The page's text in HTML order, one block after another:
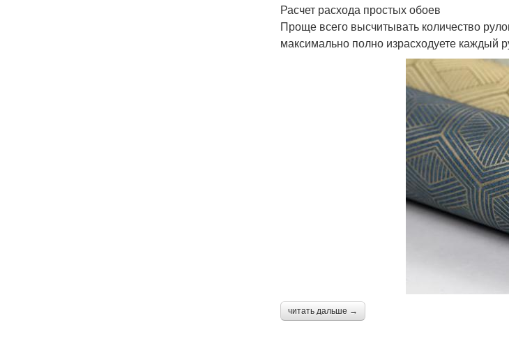
Расчет расхода простых обоев
Проще всего высчитывать количество
максимально полно израсходуете каждый
читать дальше →